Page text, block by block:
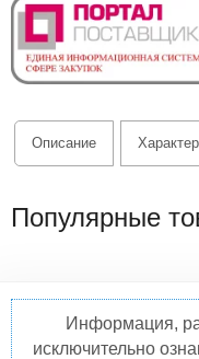
Описание
Популярные
Информация,
исключительно